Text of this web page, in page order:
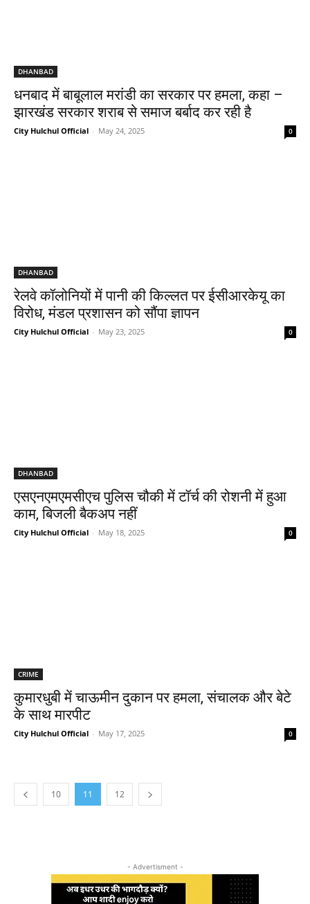
DHANBAD
धनबाद में बाबूलाल मरांडी का सरकार पर हमला, कहा –
झारखंड सरकार शराब से समाज बर्बाद कर रही है
City Hulchul Official - May 24, 2025 0
DHANBAD
रेलवे कॉलोनियों में पानी की किल्लत पर ईसीआरकेयू का
विरोध, मंडल प्रशासन को सौंपा ज्ञापन
City Hulchul Official - May 23, 2025 0
DHANBAD
एसएनएमएमसीएच पुलिस चौकी में टॉर्च की रोशनी में हुआ
काम, बिजली बैकअप नहीं
City Hulchul Official - May 18, 2025 0
CRIME
कुमारधुबी में चाऊमीन दुकान पर हमला, संचालक और बेटे
के साथ मारपीट
City Hulchul Official - May 17, 2025 0
10 11 12
- Advertisment -